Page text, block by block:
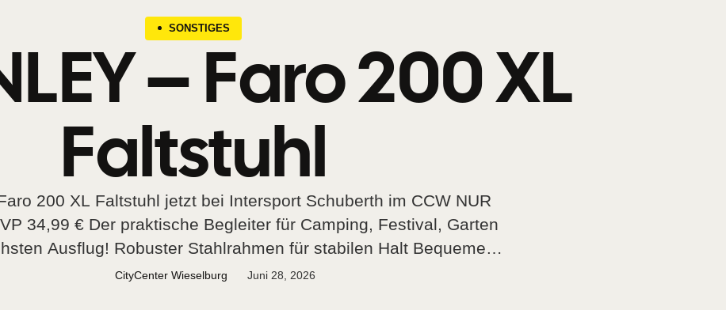
SONSTIGES
– Faro 200 XL
Faltstuhl
200 XL Faltstuhl jetzt bei Intersport Schuberth im CCW NUR
34,99 € Der praktische Begleiter für Camping, Festival, Garten
Ausflug! Robuster Stahlrahmen für stabilen Halt Bequeme
integriertem Getränkehalter Schnell zusammenklappbar und
CityCenter Wieselburg Juni 28, 2026